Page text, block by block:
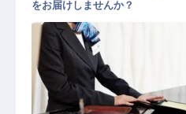
をお届けしませんか？